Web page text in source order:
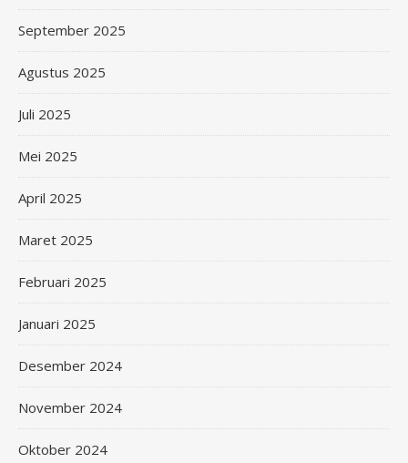
September 2025
Agustus 2025
Juli 2025
Mei 2025
April 2025
Maret 2025
Februari 2025
Januari 2025
Desember 2024
November 2024
Oktober 2024